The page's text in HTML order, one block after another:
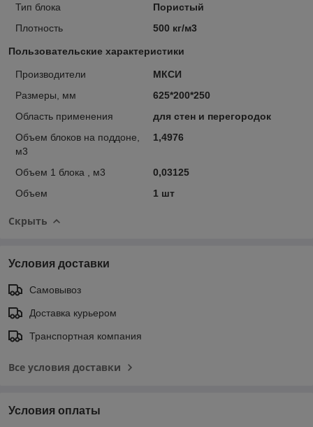
Тип блока
Пористый
Плотность
500 кг/м3
Пользовательские характеристики
Производители
МКСИ
Размеры, мм
625*200*250
Область применения
для стен и перегородок
Объем блоков на поддоне,
м3
1,4976
Объем 1 блока , м3
0,03125
Объем
1 шт
Скрыть
Условия доставки
Самовывоз
Доставка курьером
Транспортная компания
Все условия доставки
Условия оплаты